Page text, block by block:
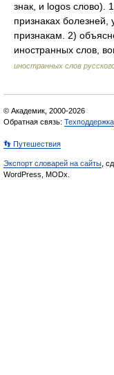
знак, и logos слово).
признаках болезней,
признакам. 2)
иностранных слов,
иностранных слов
© Академик, 2000-2026
Обратная связь: Техподдержка
👣 Путешествия
Экспорт словарей на сайты ,
WordPress, MODx.